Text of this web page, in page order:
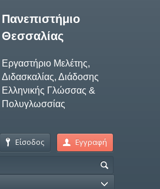
Πανεπιστήμιο
Θεσσαλίας
Εργαστήριο Μελέτης,
Διδασκαλίας, Διάδοσης
Ελληνικής Γλώσσας &
Πολυγλωσσίας
Είσοδος Εγγραφή